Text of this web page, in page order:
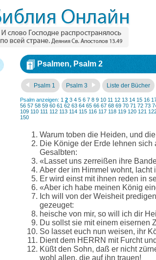
Psalmen, Psalm 2
Psalm 1 Psalm 3 Liste der Bücher
Psalm anzeigen: 1 2 3 4 5 6 7 8 9 10 11 12 13 14 15 16
56 57 58 59 60 61 62 63 64 65 66 67 68 69 70 71 72 73
109 110 111 112 113 114 115 116 117 118 119 120 121
150
Warum toben die Heiden, und
Die Könige der Erde lehnen
Gesalbten:
«Lasset uns zerreißen ihre
Aber der im Himmel wohnt, lacht
Er wird einst mit ihnen reden in
«Aber ich habe meinen König
Ich will von der Weisheit
gezeuget:
heische von mir, so will ich dir
Du sollst sie mit einem eisernen
So lasset euch nun weisen, ihr
Dient dem HERRN mit Furcht
Küßt den Sohn, daß er nicht
wohl allen, die auf ihn trauen!